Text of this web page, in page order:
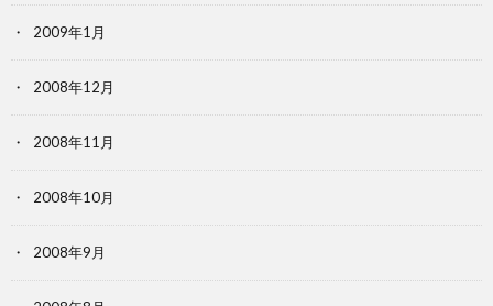
2009年1月
2008年12月
2008年11月
2008年10月
2008年9月